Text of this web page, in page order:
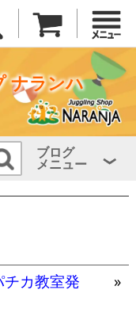
ナランハ
ブログ
メニュー
チカ教室発
»